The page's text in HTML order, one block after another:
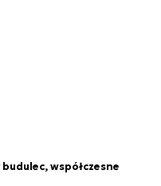
współczesne